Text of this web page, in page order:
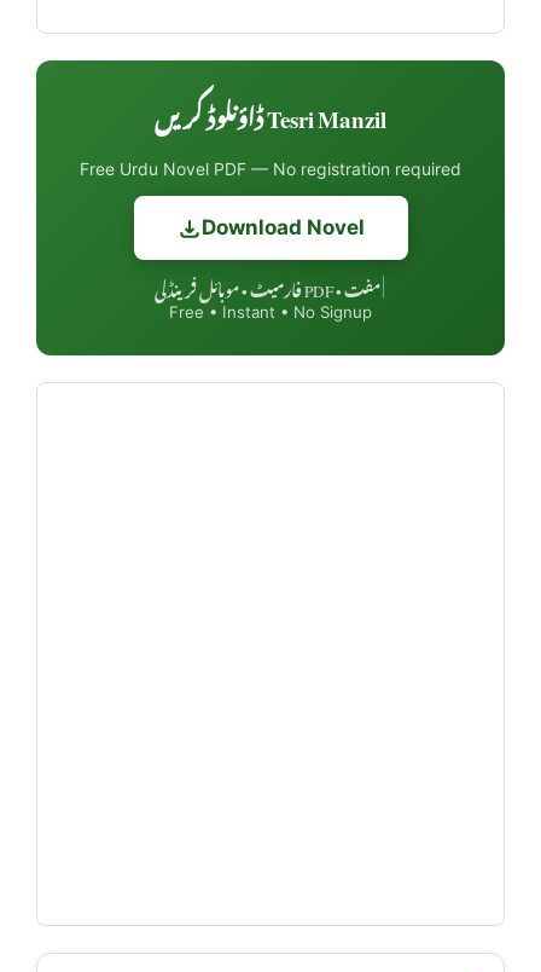
Tesri Manzil ڈاؤنلوڈ کریں
Free Urdu Novel PDF — No registration required
Download Novel
مفت • PDF فارمیٹ • موبائل فرینڈلی
Free • Instant • No Signup